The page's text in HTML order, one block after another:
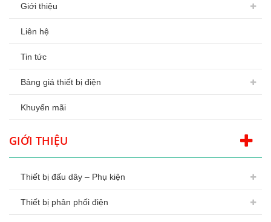
Giới thiệu
Liên hệ
Tin tức
Bảng giá thiết bị điện
Khuyến mãi
GIỚI THIỆU
Thiết bị đấu dây – Phụ kiện
Thiết bị phân phối điện